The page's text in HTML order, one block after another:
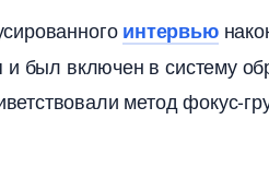
интервью
и был включен в систему
метод фокус-